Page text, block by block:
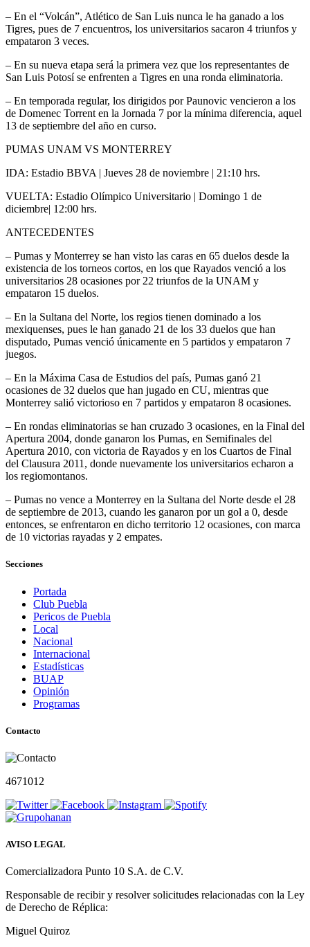
– En el “Volcán”, Atlético de San Luis nunca le ha ganado a los
Tigres, pues de 7 encuentros, los universitarios sacaron 4 triunfos y
empataron 3 veces.
– En su nueva etapa será la primera vez que los representantes de
San Luis Potosí se enfrenten a Tigres en una ronda eliminatoria.
– En temporada regular, los dirigidos por Paunovic vencieron a los
de Domenec Torrent en la Jornada 7 por la mínima diferencia, aquel
13 de septiembre del año en curso.
PUMAS UNAM VS MONTERREY
IDA: Estadio BBVA | Jueves 28 de noviembre | 21:10 hrs.
VUELTA: Estadio Olímpico Universitario | Domingo 1 de
diciembre| 12:00 hrs.
ANTECEDENTES
– Pumas y Monterrey se han visto las caras en 65 duelos desde la
existencia de los torneos cortos, en los que Rayados venció a los
universitarios 28 ocasiones por 22 triunfos de la UNAM y
empataron 15 duelos.
– En la Sultana del Norte, los regios tienen dominado a los
mexiquenses, pues le han ganado 21 de los 33 duelos que han
disputado, Pumas venció únicamente en 5 partidos y empataron 7
juegos.
– En la Máxima Casa de Estudios del país, Pumas ganó 21
ocasiones de 32 duelos que han jugado en CU, mientras que
Monterrey salió victorioso en 7 partidos y empataron 8 ocasiones.
– En rondas eliminatorias se han cruzado 3 ocasiones, en la Final del
Apertura 2004, donde ganaron los Pumas, en Semifinales del
Apertura 2010, con victoria de Rayados y en los Cuartos de Final
del Clausura 2011, donde nuevamente los universitarios echaron a
los regiomontanos.
– Pumas no vence a Monterrey en la Sultana del Norte desde el 28
de septiembre de 2013, cuando les ganaron por un gol a 0, desde
entonces, se enfrentaron en dicho territorio 12 ocasiones, con marca
de 10 victorias rayadas y 2 empates.
Secciones
Portada
Club Puebla
Pericos de Puebla
Local
Nacional
Internacional
Estadísticas
BUAP
Opinión
Programas
Contacto
4671012
AVISO LEGAL
Comercializadora Punto 10 S.A. de C.V.
Responsable de recibir y resolver solicitudes relacionadas con la Ley
de Derecho de Réplica:
Miguel Quiroz